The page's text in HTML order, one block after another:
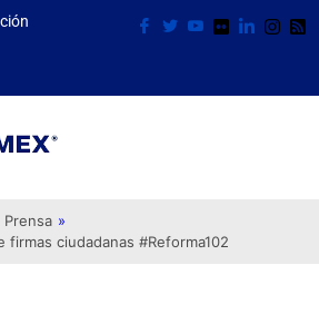
Prensa »
firmas ciudadanas #Reforma102